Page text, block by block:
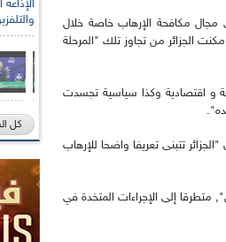
مجال مكافحة الإرهاب خاصة خلال
مكنت الجزائر من تجاوز تلك "المرحلة
و اقتصادية وكذا سياسية تجسدت
تتبنى تعريفا واضحا للإرهاب
إلى الإجراءات المتخدة في
كل